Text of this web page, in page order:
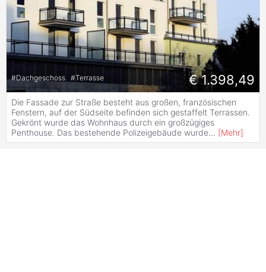
#Dachgeschoss #Terrasse € 1.398,49
Die Fassade zur Straße besteht aus großen, französischen
Fenstern, auf der Südseite befinden sich gestaffelt Terrassen.
Gekrönt wurde das Wohnhaus durch ein großzügiges
Penthouse. Das bestehende Polizeigebäude wurde... [Mehr]